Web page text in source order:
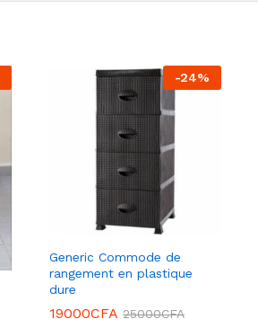
-24%
Generic Commode de
rangement en plastique
dure
19000CFA 25000CFA